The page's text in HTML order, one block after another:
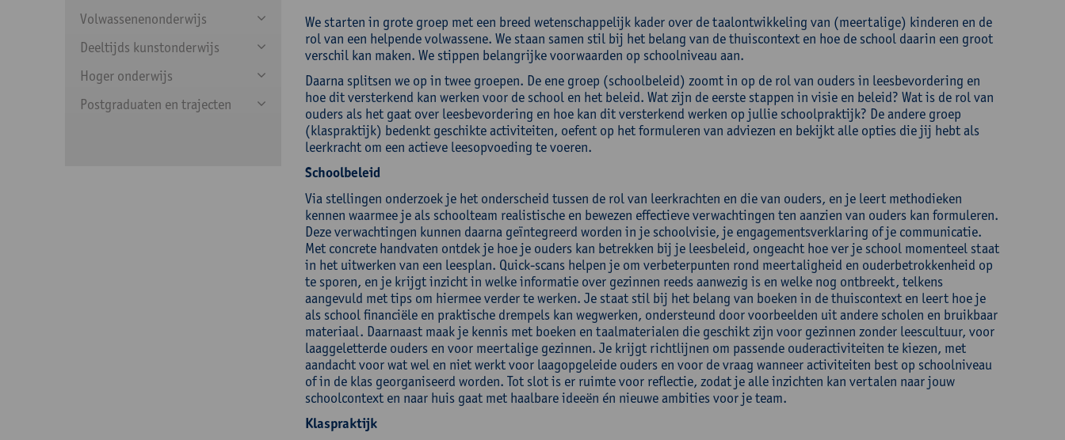
Volwassenenonderwijs
Deeltijds kunstonderwijs
Hoger onderwijs
Postgraduaten en trajecten
We starten in grote groep met een breed wetenschappelijk kader over de taalontwikkeling van (meertalige) kinderen en de
rol van een helpende volwassene. We staan samen stil bij het belang van de thuiscontext en hoe de school daarin een groot
verschil kan maken. We stippen belangrijke voorwaarden op schoolniveau aan.
Daarna splitsen we op in twee groepen. De ene groep (schoolbeleid) zoomt in op de rol van ouders in leesbevordering en
hoe dit versterkend kan werken voor de school en het beleid. Wat zijn de eerste stappen in visie en beleid? Wat is de rol van
ouders als het gaat over leesbevordering en hoe kan dit versterkend werken op jullie schoolpraktijk? De andere groep
(klaspraktijk) bedenkt geschikte activiteiten, oefent op het formuleren van adviezen en bekijkt alle opties die jij hebt als
leerkracht om een actieve leesopvoeding te voeren.
Schoolbeleid
Via stellingen onderzoek je het onderscheid tussen de rol van leerkrachten en die van ouders, en je leert methodieken
kennen waarmee je als schoolteam realistische en bewezen effectieve verwachtingen ten aanzien van ouders kan formuleren.
Deze verwachtingen kunnen daarna geïntegreerd worden in je schoolvisie, je engagementsverklaring of je communicatie.
Met concrete handvaten ontdek je hoe je ouders kan betrekken bij je leesbeleid, ongeacht hoe ver je school momenteel staat
in het uitwerken van een leesplan. Quick-scans helpen je om verbeterpunten rond meertaligheid en ouderbetrokkenheid op
te sporen, en je krijgt inzicht in welke informatie over gezinnen reeds aanwezig is en welke nog ontbreekt, telkens
aangevuld met tips om hiermee verder te werken. Je staat stil bij het belang van boeken in de thuiscontext en leert hoe je
als school financiële en praktische drempels kan wegwerken, ondersteund door voorbeelden uit andere scholen en bruikbaar
materiaal. Daarnaast maak je kennis met boeken en taalmaterialen die geschikt zijn voor gezinnen zonder leescultuur, voor
laaggeletterde ouders en voor meertalige gezinnen. Je krijgt richtlijnen om passende ouderactiviteiten te kiezen, met
aandacht voor wat wel en niet werkt voor laagopgeleide ouders en voor de vraag wanneer activiteiten best op schoolniveau
of in de klas georganiseerd worden. Tot slot is er ruimte voor reflectie, zodat je alle inzichten kan vertalen naar jouw
schoolcontext en naar huis gaat met haalbare ideeën én nieuwe ambities voor je team.
Klaspraktijk